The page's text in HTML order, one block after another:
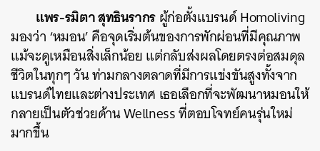
แพร-รมิตา สุทธินรากรผู้ก่อตั้งแบรนด์ Homoliving
มองว่า ‘หมอน’ คือจุดเริ่มต้นของการพักผ่อนที่มีคุณภาพ
แม้จะดูเหมือนสิ่งเล็กน้อย แต่กลับส่งผลโดยตรงต่อสมดุล
ชีวิตในทุกๆ วัน ท่ามกลางตลาดที่มีการแข่งขันสูงทั้งจาก
แบรนด์ไทยและต่างประเทศ เธอเลือกที่จะพัฒนาหมอนให้
กลายเป็นตัวช่วยด้าน Wellness ที่ตอบโจทย์คนรุ่นใหม่
มากขึ้น